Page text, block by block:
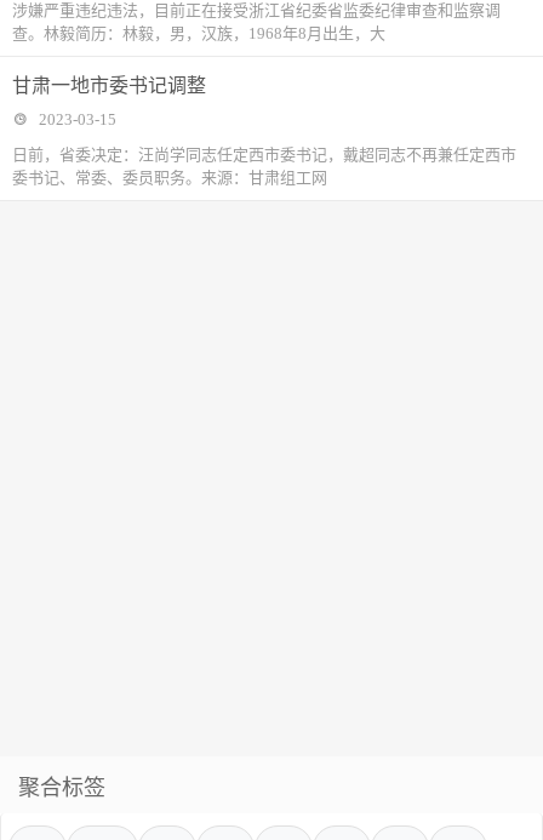
涉嫌严重违纪违法，目前正在接受浙江省纪委省监委纪律审查和监察调
查。林毅简历：林毅，男，汉族，1968年8月出生，大
甘肃一地市委书记调整
2023-03-15
日前，省委决定：汪尚学同志任定西市委书记，戴超同志不再兼任定西市
委书记、常委、委员职务。来源：甘肃组工网
聚合标签